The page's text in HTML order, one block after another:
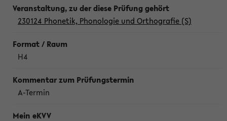
230124 Phonetik, Phonologie und Orthografie (S)
H4
A-Termin